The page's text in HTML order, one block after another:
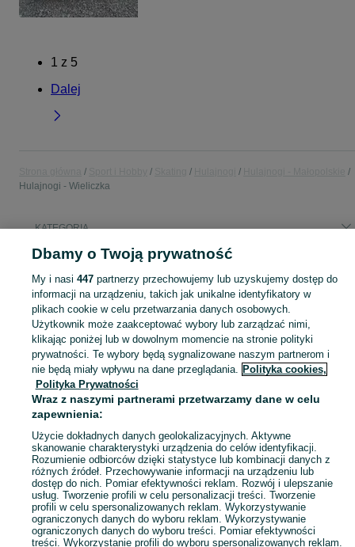
1 z 5
Dalej
Hulajnogi - Wieliczka
KATEGORIA
Popularne wyszukiwania
hulajnoga
Sprzedaż hulajnóg Wieliczka ▶️ Aktualne oferty nowe i używane ✅ Szeroki wybór produktów w atrakcyjnych cenach ✌ Przeglądaj ogłoszenia na OLX.pl! Zobacz
Mapa kategorii
Mapa miejscowości
Mapa ministron
Popularne wyszukiwania
Dbamy o Twoją prywatność
My i nasi 447partnerzy przechowujemy lub uzyskujemy dostęp do
informacji na urządzeniu, takich jak unikalne identyfikatory w
plikach cookie w celu przetwarzania danych osobowych.
Użytkownik może zaakceptować wybory lub zarządzać nimi,
klikając poniżej lub w dowolnym momencie na stronie polityki
prywatności. Te wybory będą sygnalizowane naszym partnerom i
nie będą miały wpływu na dane przeglądania. Polityka cookies,
Polityka Prywatności
Wraz z naszymi partnerami przetwarzamy dane w celu
zapewnienia:
Użycie dokładnych danych geolokalizacyjnych. Aktywne
skanowanie charakterystyki urządzenia do celów identyfikacji.
Rozumienie odbiorców dzięki statystyce lub kombinacji danych z
różnych źródeł. Przechowywanie informacji na urządzeniu lub
dostęp do nich. Pomiar efektywności reklam. Rozwój i ulepszanie
usług. Tworzenie profili w celu personalizacji treści. Tworzenie
profili w celu spersonalizowanych reklam. Wykorzystywanie
ograniczonych danych do wyboru reklam. Wykorzystywanie
ograniczonych danych do wyboru treści. Pomiar efektywności
treści. Wykorzystanie profili do wyboru spersonalizowanych reklam.